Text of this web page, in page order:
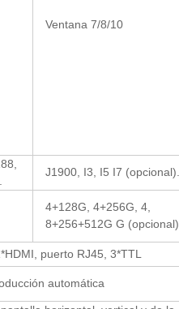
Ventana 7/8/10
J1900, I3, I5 I7 (opcional).
4+128G, 4+256G, 4,
8+256+512G G (opcional).
puerto RJ45, 3*TTL
automática